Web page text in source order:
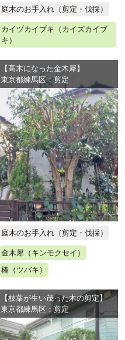
庭木のお手入れ（剪定・伐採）
カイヅカイブキ（カイズカイブ
キ）
【高木になった金木犀】
東京都練馬区：剪定
庭木のお手入れ（剪定・伐採）
金木犀（キンモクセイ）
椿（ツバキ）
【枝葉が生い茂った木の剪定】
東京都練馬区：剪定